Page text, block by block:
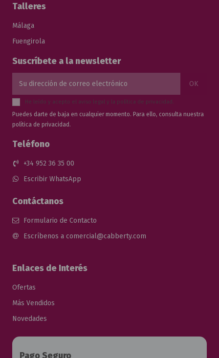
Talleres
Málaga
Fuengirola
Suscríbete a la newsletter
He leído y acepto el aviso legal y la política de privacidad.
Puedes darte de baja en cualquier momento. Para ello, consulta nuestra
política de privacidad.
Teléfono
+34 952 36 35 00
Escribir WhatsApp
Contáctanos
Formulario de Contacto
Escríbenos a comercial@cabberty.com
Enlaces de Interés
Ofertas
Más Vendidos
Novedades
Pago Seguro